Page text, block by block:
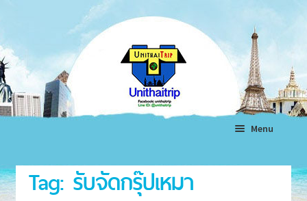
navigation
content
Menu
ทัวร์ต่างประเทศ
Expand
Tag: รับจัดกรุ๊ปเหมา